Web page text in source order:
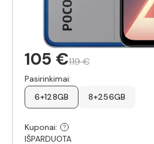
105 €119 €
Pasirinkimai:
6+128GB
8+256GB
Kuponai:
IŠPARDUOTA